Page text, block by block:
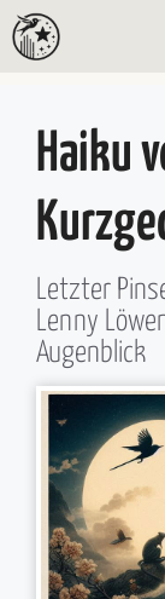
Zum
Inhalt
Haiku
Letzter
Lenny
Augenblick